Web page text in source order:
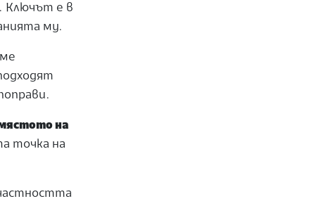
. Ключът е в
му.
мястотона
точка на